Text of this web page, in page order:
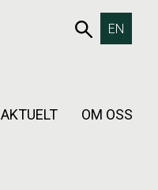
653SØK
EN
AKTUELT OM OSS